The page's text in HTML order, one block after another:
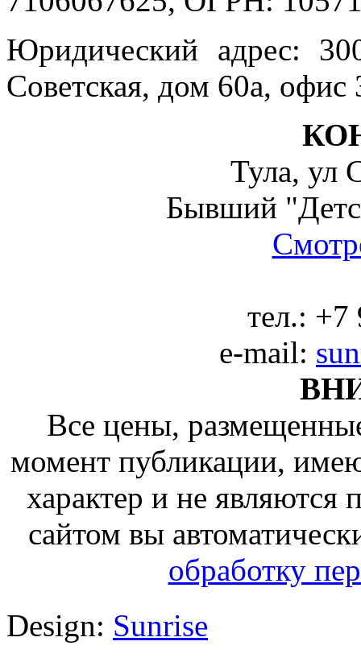
Юридический адрес:
Советская, дом 60а, офис
Тула, ул
Бывший
тел.: +7
e-mail:
Все цены,
момент публикации,
характер и не
сайтом вы
обработку
Design: Sunrise